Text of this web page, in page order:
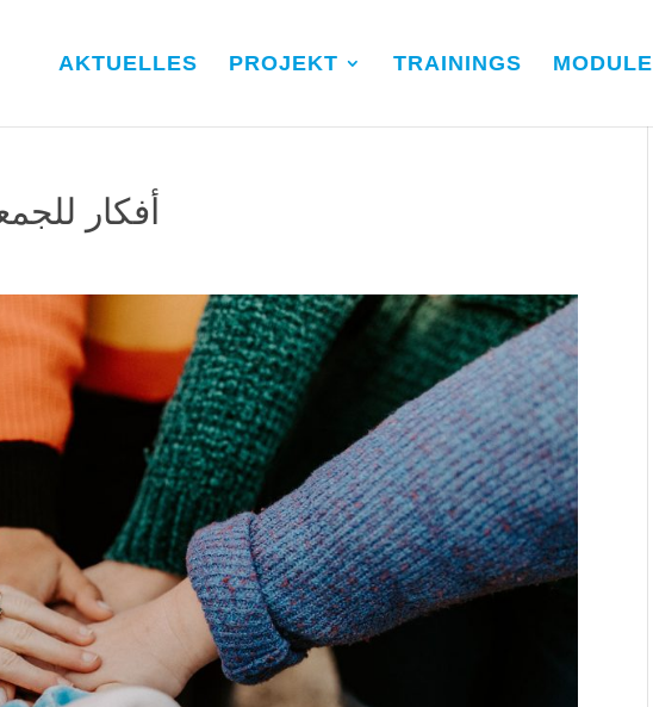
AKTUELLES PROJEKT TRAININGS MODULE
أفكار